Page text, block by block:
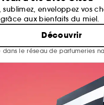
sublimez, enveloppez vos
aux bienfaits du miel.
Découvrir
dans le réseau de parfumeries